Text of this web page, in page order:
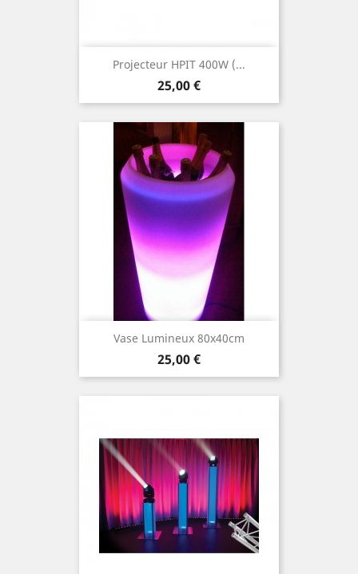
Projecteur HPIT 400W (...
Prix
25,00 €
Vase Lumineux 80x40cm
Prix
25,00 €